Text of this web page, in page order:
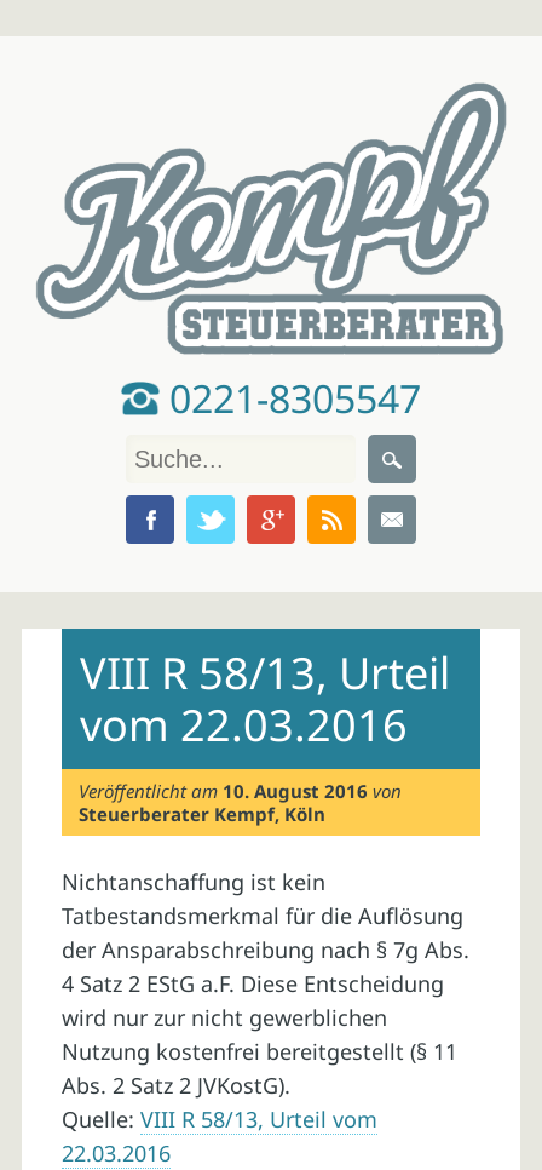
0221-8305547
contentVIII R 58/13, Urteil
vom 22.03.2016
Veröffentlicht am 10. August 2016 von
Steuerberater Kempf, Köln
Nichtanschaffung ist kein
Tatbestandsmerkmal für die Auflösung
der Ansparabschreibung nach § 7g Abs.
4 Satz 2 EStG a.F. Diese Entscheidung
wird nur zur nicht gewerblichen
Nutzung kostenfrei bereitgestellt (§ 11
Abs. 2 Satz 2 JVKostG).
Quelle: VIII R 58/13, Urteil vom
22.03.2016